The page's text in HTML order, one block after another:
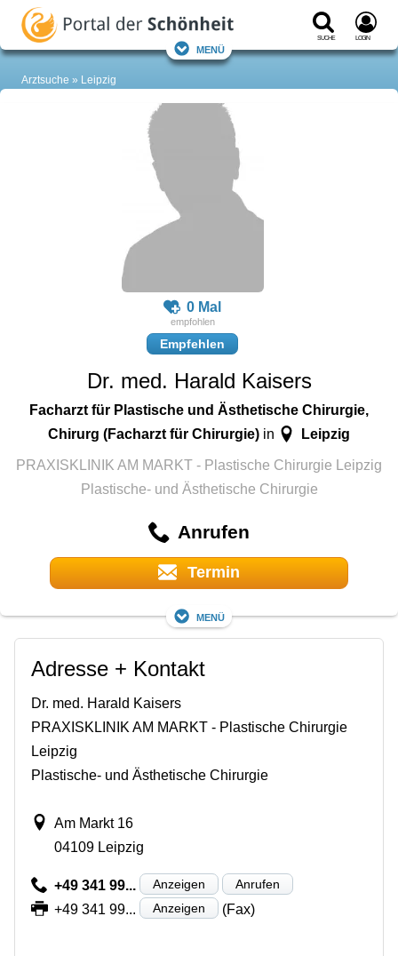
Suche Login
Menü
Arztsuche Leipzig
0 Mal
Empfehlen
Dr. med. Harald Kaisers
Facharzt für Plastische und Ästhetische Chirurgie,
Chirurg (Facharzt für Chirurgie) in Leipzig
PRAXISKLINIK AM MARKT - Plastische Chirurgie Leipzig
Plastische- und Ästhetische Chirurgie
Anrufen
Termin
Menü
Adresse + Kontakt
Dr. med. Harald Kaisers
PRAXISKLINIK AM MARKT - Plastische Chirurgie
Leipzig
Plastische- und Ästhetische Chirurgie
Am Markt 16
04109 Leipzig
+49 341 99... Anzeigen Anrufen
+49 341 99... Anzeigen (Fax)